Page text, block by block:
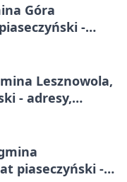
Góra
-
Lesznowola,
- adresy,
piaseczyński -